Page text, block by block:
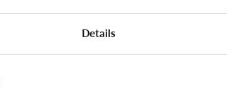
Details
Wat ziet mijn tiener
op sociale media? En
moet ik mij daar